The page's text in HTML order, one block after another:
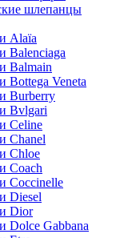
шлепанцы
Alaïa
Balenciaga
Balmain
Bottega Veneta
Burberry
Bvlgari
Celine
Chanel
Chloe
Coach
Coccinelle
Diesel
Dior
Dolce Gabbana